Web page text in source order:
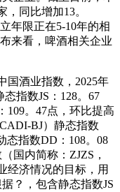
，同比增加13。
年限正在5-10年的相
来看，啤酒相关企业
酒业指数，2025年
指数JS：128。67
109。47点，环比提高
BJ）静态指数
态指数DD：108。08
国内简称：ZJZS，
经济情况的目标，用
？，包含静态指数JS